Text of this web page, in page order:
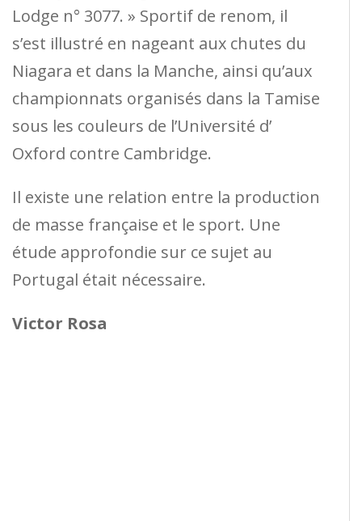
Lodge n° 3077. » Sportif de renom, il
s’est illustré en nageant aux chutes du
Niagara et dans la Manche, ainsi qu’aux
championnats organisés dans la Tamise
sous les couleurs de l’Université d’
Oxford contre Cambridge.
Il existe une relation entre la production
de masse française et le sport. Une
étude approfondie sur ce sujet au
Portugal était nécessaire.
Victor Rosa